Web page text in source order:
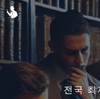
Skip
to
content
전국 최